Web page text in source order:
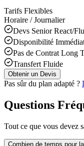
Tarifs Flexibles
Horaire / Journalier
Devs Senior React/
Disponibilité
Pas de Contrat Long
Transfert Fluide
Obtenir un Devis
Pas sûr du plan adapté ?
Questions
Tout ce que vous devez
Combien de temps pour